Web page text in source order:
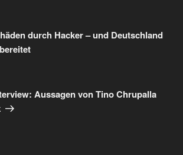
durch Hacker – und Deutschland
Aussagen von Tino Chrupalla